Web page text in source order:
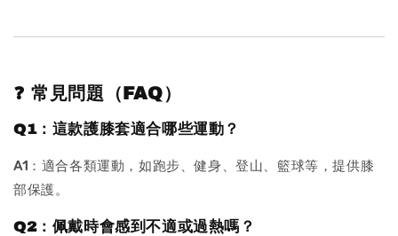
❓ 常見問題（FAQ）
Q1：這款護膝套適合哪些運動？
A1 ：適合各類運動，如跑步、健身、登山、籃球等，提供膝
部保護。
Q2：佩戴時會感到不適或過熱嗎？